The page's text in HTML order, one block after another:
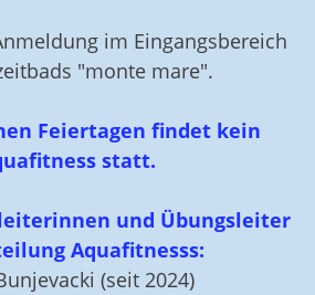
im Eingangsbereich
"monte mare".
Feiertagen findet kein
statt.
und Übungsleiter
Aquafitnesss:
(seit 2024)